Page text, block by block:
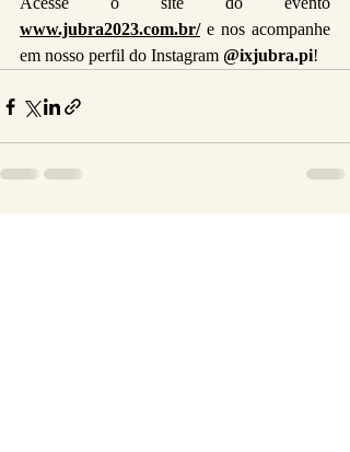
www.jubra2023.com.br/ e nos acompanhe
em nosso perfil do Instagram @ixjubra.pi!